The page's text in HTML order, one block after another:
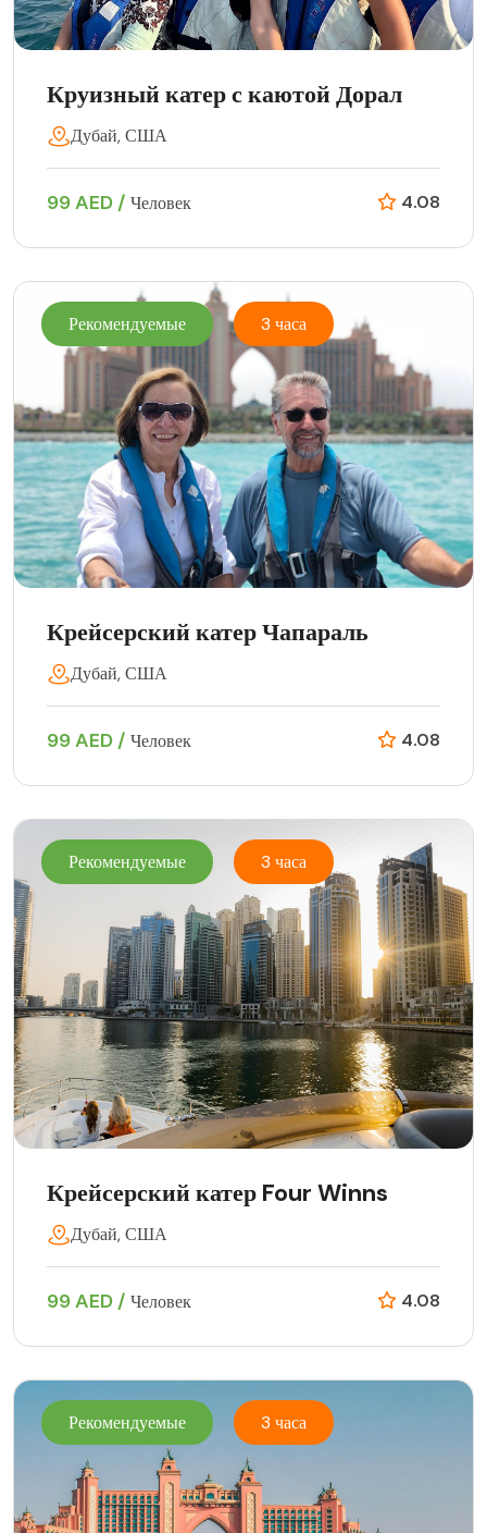
Круизный катер с каютой Дорал
Дубай, США
99 AED / Человек 4.08
Рекомендуемые 3 часа
Крейсерский катер Чапараль
Дубай, США
99 AED / Человек 4.08
Рекомендуемые 3 часа
Крейсерский катер Four Winns
Дубай, США
99 AED / Человек 4.08
Рекомендуемые 3 часа